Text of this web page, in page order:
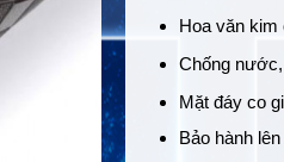
Hoa văn
Chống
Mặt đáy co
Bảo hành